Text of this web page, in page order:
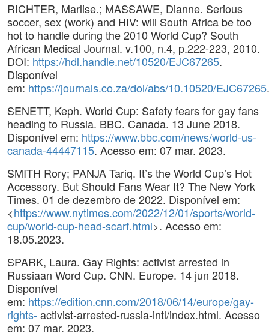
RICHTER, Marlise.; MASSAWE, Dianne. Serious
soccer, sex (work) and HIV: will South Africa be too
hot to handle during the 2010 World Cup? South
African Medical Journal. v.100, n.4, p.222-223, 2010.
DOI: https://hdl.handle.net/10520/EJC67265.
Disponível
em: https://journals.co.za/doi/abs/10.10520/EJC67265.
SENETT, Keph. World Cup: Safety fears for gay fans
heading to Russia. BBC. Canada. 13 June 2018.
Disponível em: https://www.bbc.com/news/world-us-
canada-44447115. Acesso em: 07 mar. 2023.
SMITH Rory; PANJA Tariq. It’s the World Cup’s Hot
Accessory. But Should Fans Wear It? The New York
Times. 01 de dezembro de 2022. Disponível em:
<https://www.nytimes.com/2022/12/01/sports/world-
cup/world-cup-head-scarf.html>. Acesso em:
18.05.2023.
SPARK, Laura. Gay Rights: activist arrested in
Russiaan Word Cup. CNN. Europe. 14 jun 2018.
Disponível
em: https://edition.cnn.com/2018/06/14/europe/gay-
rights- activist-arrested-russia-intl/index.html. Acesso
em: 07 mar. 2023.